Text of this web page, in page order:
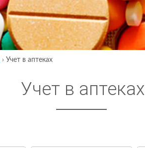
› Учет в аптеках
Учет в аптеках